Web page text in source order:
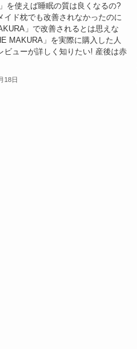
を使えば睡眠の質は良くなるの?
イド枕でも改善されなかったのに
」で改善されるとは思えな
MAKURA」を実際に購入した人
ビューが詳しく知りたい! 産後は赤
18日